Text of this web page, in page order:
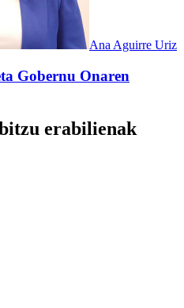
Ana Aguirre Uriz
Gobernu Onaren
erabilienak